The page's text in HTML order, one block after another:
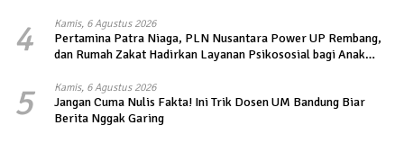
4 Kamis, 6 Agustus 2026
Pertamina Patra Niaga, PLN Nusantara Power UP Rembang,
dan Rumah Zakat Hadirkan Layanan Psikososial bagi Anak
5 Kamis, 6 Agustus 2026
Jangan Cuma Nulis Fakta! Ini Trik Dosen UM Bandung Biar
Berita Nggak Garing